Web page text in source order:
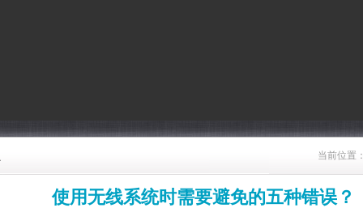
当前位置：
使用无线系统时需要避免的五种错误？